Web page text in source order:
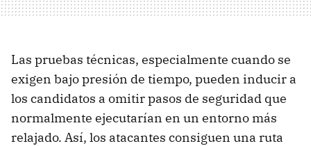
Las pruebas técnicas, especialmente cuando se
exigen bajo presión de tiempo, pueden inducir a
los candidatos a omitir pasos de seguridad que
normalmente ejecutarían en un entorno más
relajado. Así, los atacantes consiguen una ruta